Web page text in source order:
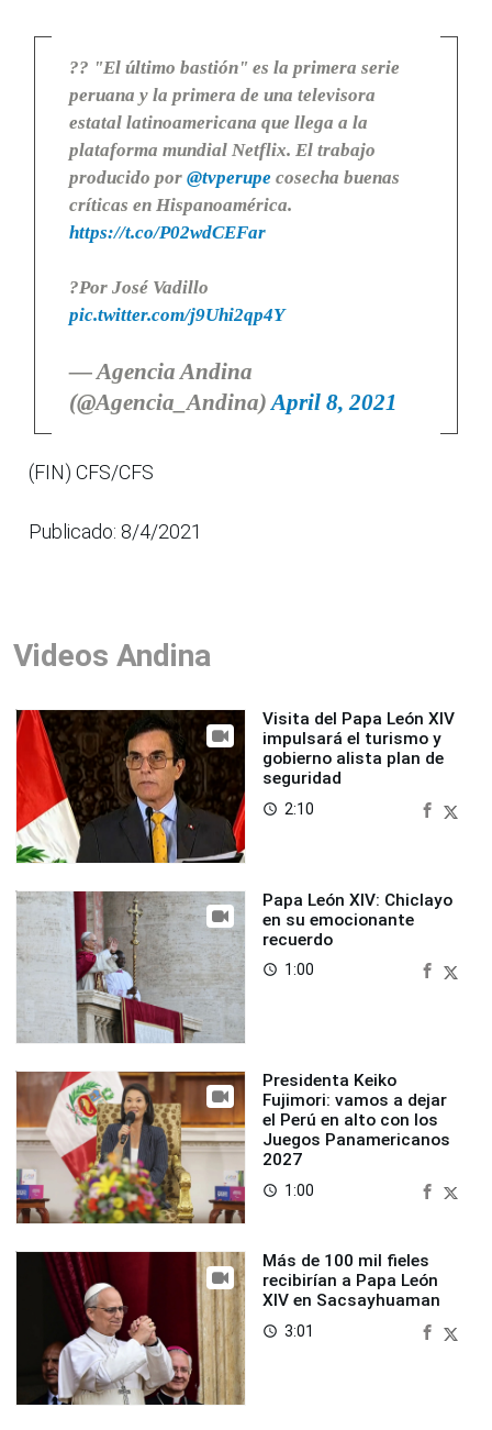
?? "El último bastión" es la primera serie
peruana y la primera de una televisora
estatal latinoamericana que llega a la
plataforma mundial Netflix. El trabajo
producido por @tvperupecosecha buenas
críticas en Hispanoamérica.
https://t.co/P02wdCEFar
?Por José Vadillo
pic.twitter.com/j9Uhi2qp4Y
— Agencia Andina
(@Agencia_Andina) April 8, 2021
(FIN) CFS/CFS
Publicado: 8/4/2021
Videos Andina
Visita del Papa León XIV
impulsará el turismo y
gobierno alista plan de
seguridad
access_time 2:10
Papa León XIV: Chiclayo
en su emocionante
recuerdo
access_time 1:00
Presidenta Keiko
Fujimori: vamos a dejar
el Perú en alto con los
Juegos Panamericanos
2027
access_time 1:00
Más de 100 mil fieles
recibirían a Papa León
XIV en Sacsayhuaman
access_time 3:01